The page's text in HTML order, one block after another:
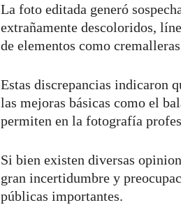
La foto editada generó
extrañamente descoloridos,
de elementos como
Estas discrepancias indicaron
las mejoras básicas como el
permiten en la fotografía
Si bien existen diversas
gran incertidumbre y
públicas importantes.